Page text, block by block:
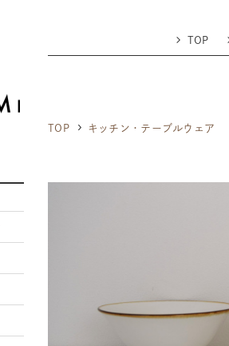
TOP
TOP キッチン・テーブルウェア